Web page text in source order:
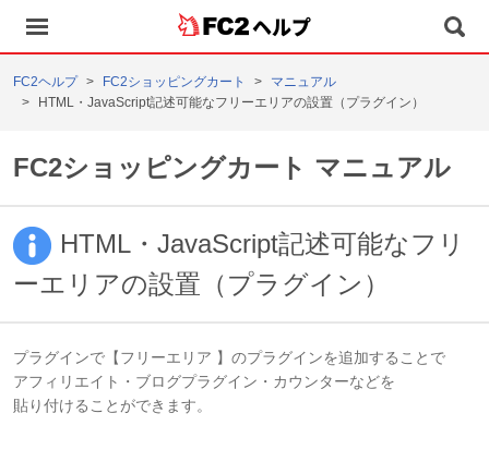
ヘルプ
FC2ヘルプ FC2ショッピングカート
マニュアル
HTML・JavaScript記述可能なフリーエリアの設置（プラグイン）
FC2ショッピングカート マニュアル
HTML・JavaScript記述可能なフリ
ーエリアの設置（プラグイン）
プラグインで【フリーエリア 】のプラグインを追加することで
アフィリエイト・ブログプラグイン・カウンターなどを
貼り付けることができます。